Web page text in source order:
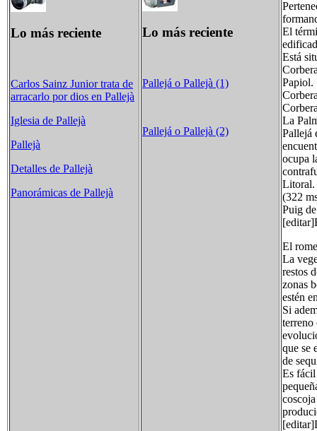
Lo más reciente
Carlos Sainz Junior trata de
arracarlo por dios en Pallejà
Iglesia de Pallejà
Pallejà
Detalles de Pallejà
Panorámicas de Pallejà
Lo más reciente
Pallejá o Pallejà (1)
Pallejá o Pallejà (2)
El
Está
Papiol.
La
Pallejá
ocupa
Litoral.
(322
Puig
El
La
restos
zonas
estén
Si
terreno
que se
de
Es fácil